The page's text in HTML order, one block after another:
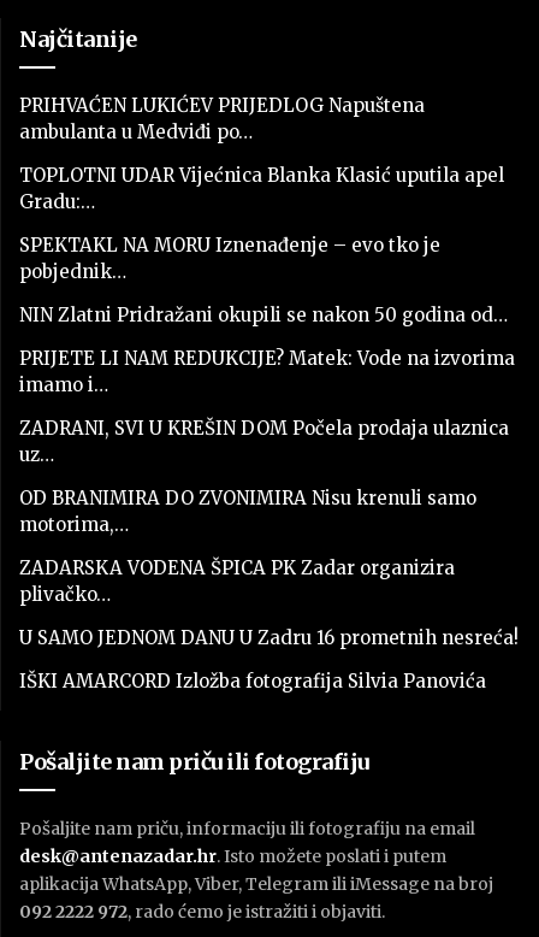
Najčitanije
PRIHVAĆEN LUKIĆEV PRIJEDLOG Napuštena
ambulanta u Medviđi po…
TOPLOTNI UDAR Vijećnica Blanka Klasić uputila apel
Gradu:…
SPEKTAKL NA MORU Iznenađenje – evo tko je
pobjednik…
NIN Zlatni Pridražani okupili se nakon 50 godina od…
PRIJETE LI NAM REDUKCIJE? Matek: Vode na izvorima
imamo i…
ZADRANI, SVI U KREŠIN DOM Počela prodaja ulaznica
uz…
OD BRANIMIRA DO ZVONIMIRA Nisu krenuli samo
motorima,…
ZADARSKA VODENA ŠPICA PK Zadar organizira
plivačko…
U SAMO JEDNOM DANU U Zadru 16 prometnih nesreća!
IŠKI AMARCORD Izložba fotografija Silvia Panovića
Pošaljite nam priču ili fotografiju
Pošaljite nam priču, informaciju ili fotografiju na email
desk@antenazadar.hr. Isto možete poslati i putem
aplikacija WhatsApp, Viber, Telegram ili iMessage na broj
092 2222 972, rado ćemo je istražiti i objaviti.